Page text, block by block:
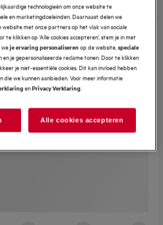
technologieën om onze website te
en marketingdoeleinden. Daarnaast delen we
met onze partners op het vlak van sociale
te klikken op ‘Alle cookies accepteren’, stem je in met
weje ervaring personaliseren op de website,speciale
je gepersonaliseerde reclame tonen. Door te klikken
je niet-essentiële cookies. Dit kan invloed hebben
die we kunnen aanbieden. Voor meer informatie
enPrivacy Verklaring.
Alle cookies accepteren